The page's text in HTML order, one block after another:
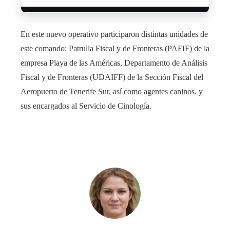
En este nuevo operativo participaron distintas unidades de
este comando: Patrulla Fiscal y de Fronteras (PAFIF) de la
empresa Playa de las Américas, Departamento de Análisis
Fiscal y de Fronteras (UDAIFF) de la Sección Fiscal del
Aeropuerto de Tenerife Sur, así como agentes caninos. y
sus encargados al Servicio de Cinología.